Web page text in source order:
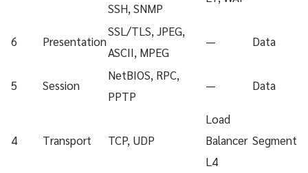
SSH, SNMP
6 Presentation
SSL/TLS, JPEG,
ASCII, MPEG
— Data
5 Session
NetBIOS, RPC,
PPTP
— Data
4 Transport TCP, UDP
Load
Balancer
L4
Segment